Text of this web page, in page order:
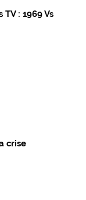
: 1969 Vs
crise